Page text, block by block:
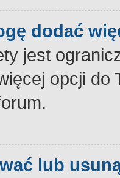
dodać
jest
opcji
lub